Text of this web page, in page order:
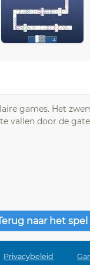
games. Het
vallen door de
naar het spel
Privacybeleid